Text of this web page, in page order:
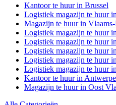
Kantoor te huur in Brussel
Logistiek magazijn te huur
Magazijn te huur in
Logistiek magazijn te huur
Logistiek magazijn te huur
Logistiek magazijn te huur
Logistiek magazijn te huur
Logistiek magazijn te huur
Kantoor te huur in
Magazijn te huur in Oost